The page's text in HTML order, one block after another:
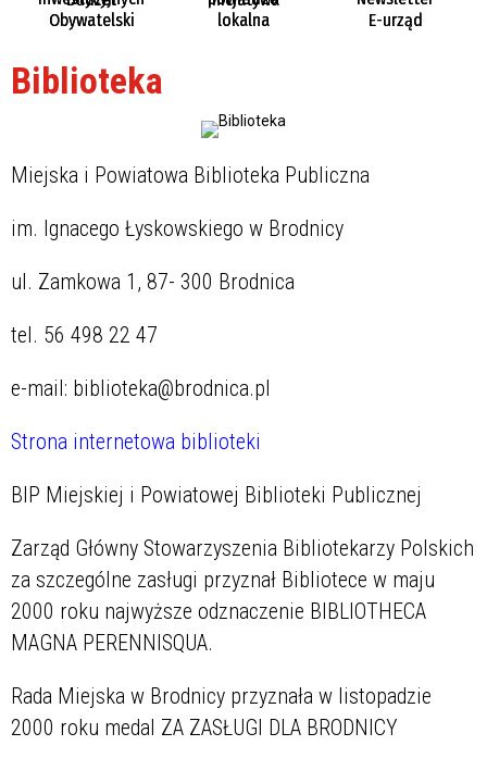
Obywatelski
lokalna
E-urząd
Biblioteka
Miejska i Powiatowa Biblioteka Publiczna
im. Ignacego Łyskowskiego w Brodnicy
ul. Zamkowa 1, 87- 300 Brodnica
tel. 56 498 22 47
e-mail: biblioteka@brodnica.pl
Strona internetowa biblioteki
BIP Miejskiej i Powiatowej Biblioteki Publicznej
Zarząd Główny Stowarzyszenia Bibliotekarzy Polskich
za szczególne zasługi przyznał Bibliotece w maju
2000 roku najwyższe odznaczenie BIBLIOTHECA
MAGNA PERENNISQUA.
Rada Miejska w Brodnicy przyznała w listopadzie
2000 roku medal ZA ZASŁUGI DLA BRODNICY